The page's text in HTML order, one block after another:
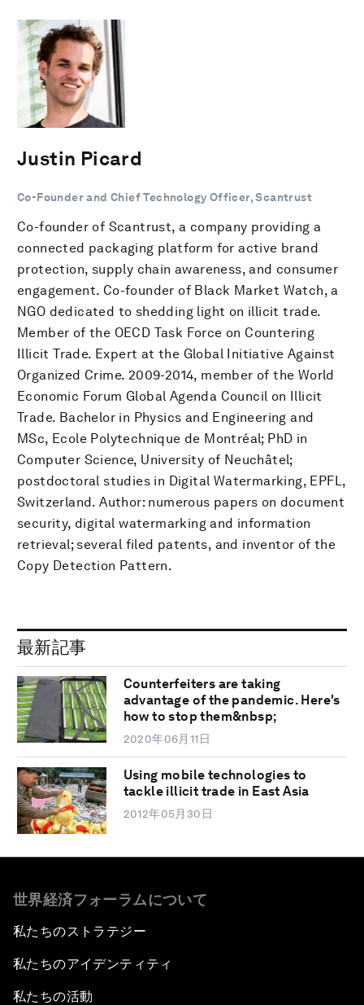
Justin Picard
Co-Founder and Chief Technology Officer, Scantrust
Co-founder of Scantrust, a company providing a
connected packaging platform for active brand
protection, supply chain awareness, and consumer
engagement. Co-founder of Black Market Watch, a
NGO dedicated to shedding light on illicit trade.
Member of the OECD Task Force on Countering
Illicit Trade. Expert at the Global Initiative Against
Organized Crime. 2009-2014, member of the World
Economic Forum Global Agenda Council on Illicit
Trade. Bachelor in Physics and Engineering and
MSc, Ecole Polytechnique de Montréal; PhD in
Computer Science, University of Neuchâtel;
postdoctoral studies in Digital Watermarking, EPFL,
Switzerland. Author: numerous papers on document
security, digital watermarking and information
retrieval; several filed patents, and inventor of the
Copy Detection Pattern.
最新記事
Counterfeiters are taking
advantage of the pandemic. Here's
how to stop them&nbsp;
2020年06月11日
Using mobile technologies to
tackle illicit trade in East Asia
2012年05月30日
世界経済フォーラムについて
私たちのストラテジー
私たちのアイデンティティ
私たちの活動